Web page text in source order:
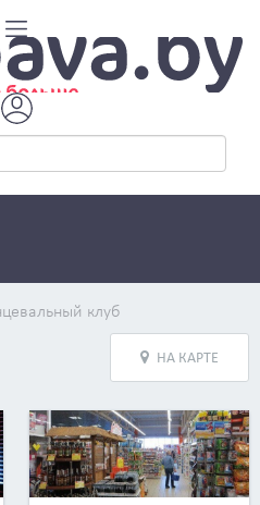
клуб
НА КАРТЕ